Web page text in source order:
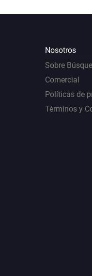
Nosotros
Sobre
Comercial
Políticas de
Términos y